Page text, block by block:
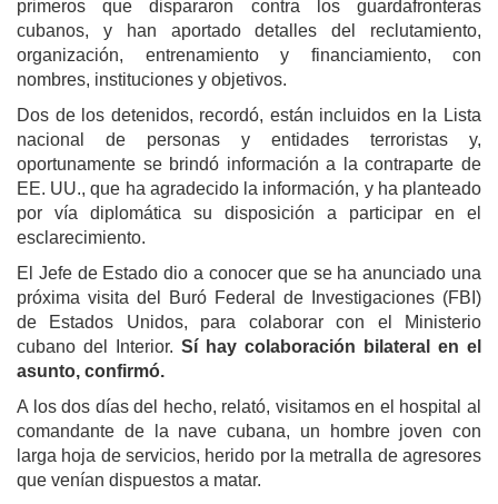
primeros que dispararon contra los guardafronteras
cubanos, y han aportado detalles del reclutamiento,
organización, entrenamiento y financiamiento, con
nombres, instituciones y objetivos.
Dos de los detenidos, recordó, están incluidos en la Lista
nacional de personas y entidades terroristas y,
oportunamente se brindó información a la contraparte de
EE. UU., que ha agradecido la información, y ha planteado
por vía diplomática su disposición a participar en el
esclarecimiento.
El Jefe de Estado dio a conocer que se ha anunciado una
próxima visita del Buró Federal de Investigaciones (FBI)
de Estados Unidos, para colaborar con el Ministerio
cubano del Interior. Sí hay colaboración bilateral en el
asunto, confirmó.
A los dos días del hecho, relató, visitamos en el hospital al
comandante de la nave cubana, un hombre joven con
larga hoja de servicios, herido por la metralla de agresores
que venían dispuestos a matar.